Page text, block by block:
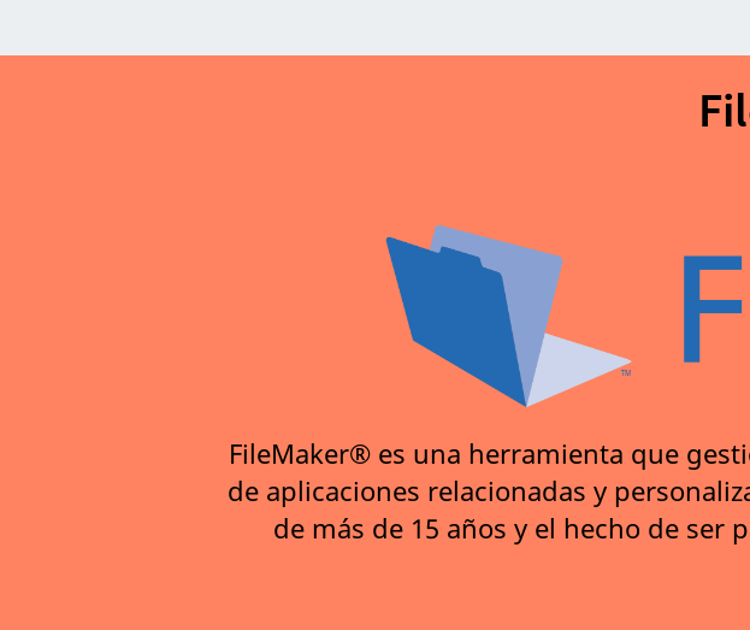
FileMaker®️ es una herramienta que
de aplicaciones relacionadas y
de más de 15 años y el hecho de ser